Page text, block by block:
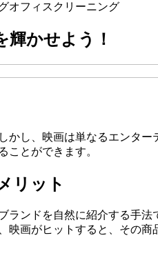
オフィス クリーニング
輝かせよう！
かし、映画は単なるエンタ
ことができます。
リット
ランドを自然に紹介する手
画がヒットすると、その商